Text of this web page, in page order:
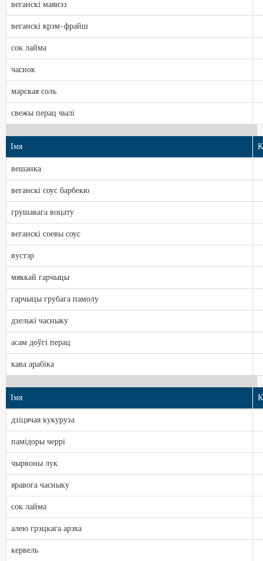
веганскі маянэз
веганскі крэм-фрайш
сок лайма
часнок
марская соль
свежы перац чылі
Імя
вешанка
веганскі соус барбекю
грушавага воцату
веганскі соевы соус
вустэр
мяккай гарчыцы
гарчыцы грубага памолу
дзелькі часныку
асам доўгі перац
кава арабіка
Імя
дзіцячая кукуруза
памідоры черрі
чырвоны лук
яравога часныку
сок лайма
алею грэцкага арэха
кервель